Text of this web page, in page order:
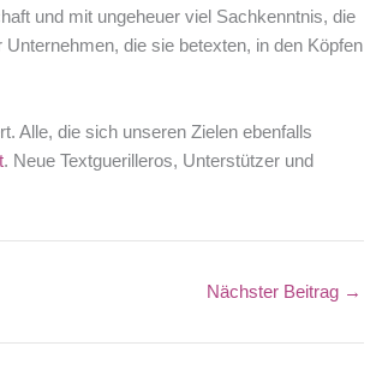
und mit ungeheuer viel Sachkenntnis, die
die sie betexten, in den Köpfen
Alle, die sich unseren Zielen ebenfalls
. Neue Textguerilleros, Unterstützer und
Nächster Beitrag →